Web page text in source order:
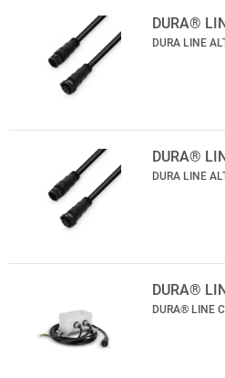
DURA®
DURA LINE
DURA®
DURA LINE
DURA®
DURA® LINE